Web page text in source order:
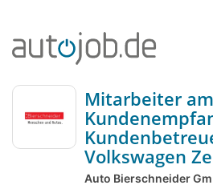
Mitarbeiter am
Volkswagen
Auto Bierschneider